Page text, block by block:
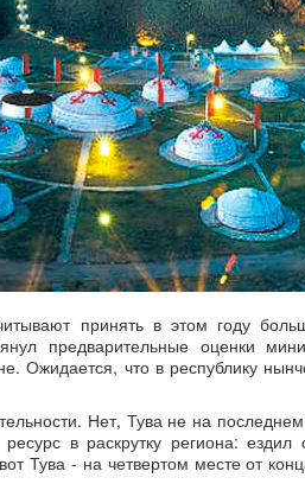
принять в этом году
предварительные оценки
Ожидается, что в республику
Нет, Тува не на
в раскрутку региона: ездил
Тува - на четвертом месте от